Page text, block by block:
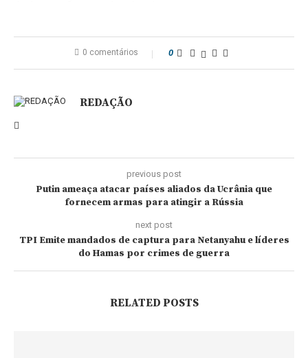
0 comentários 0
REDAÇÃO
previous post
Putin ameaça atacar países aliados da Ucrânia que
fornecem armas para atingir a Rússia
next post
TPI Emite mandados de captura para Netanyahu e líderes
do Hamas por crimes de guerra
RELATED POSTS